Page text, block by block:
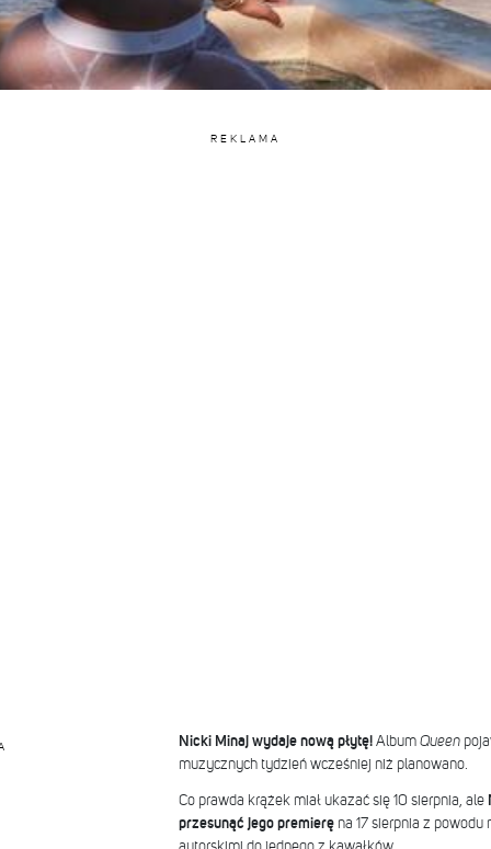
REKLAMA
Nicki Minaj wydaje nową płytę! AlbumQueen
muzycznych tydzień wcześniej niż planowano.
Co prawda krążek miał ukazać się 10 sierpnia, ale
przesunąć jego premieręna 17 sierpnia z powodu